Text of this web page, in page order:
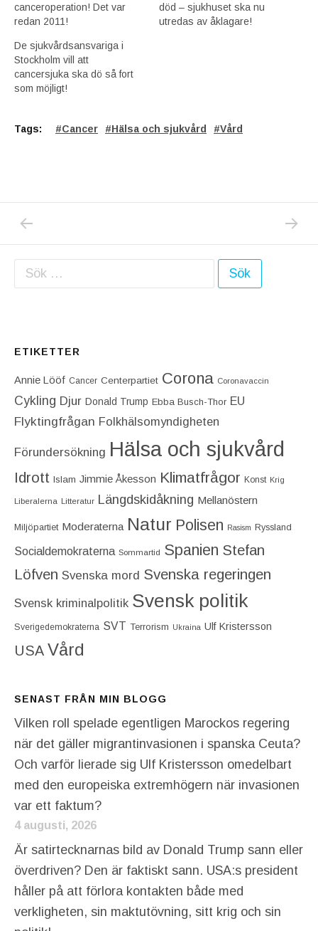
canceroperation! Det var
redan 2011!
död – sjukhuset ska nu
utredas av åklagare!
De sjukvårdsansvariga i
Stockholm vill att
cancersjuka ska dö så fort
som möjligt!
Tags: Cancer Hälsa och sjukvård Vård
Inläggsnavigering
PREVIOUS POST: NU HAR JAG KÖPTNEXT
Sök efter:
ETIKETTER
Annie Lööf Cancer Centerpartiet‎ Corona Coronavaccin
Cykling Djur Donald Trump Ebba Busch-Thor EU
Flyktingfrågan Folkhälsomyndigheten
Förundersökning Hälsa och sjukvård
Idrott Islam Jimmie Åkesson Klimatfrågor Konst Krig
Liberalerna Litteratur Längdskidåkning Mellanöstern
Miljöpartiet Moderaterna Natur Polisen Rasism Ryssland
Socialdemokraterna Sommartid Spanien Stefan
Löfven Svenska mord Svenska regeringen
Svensk kriminalpolitik Svensk politik
Sverigedemokraterna SVT Terrorism Ukraina Ulf Kristersson
USA Vård
SENAST FRÅN MIN BLOGG
Vilken roll spelade egentligen Marockos regering
när det gäller migrantinvasionen i spanska Ceuta?
Och varför lierade sig Ulf Kristersson omedelbart
med den europeiska extremhögern när invasionen
var ett faktum?
4 augusti, 2026
Är satirtecknarnas bild av Donald Trump sann eller
överdriven? Den är faktiskt sann. USA:s president
håller på att förlora kontakten både med
verkligheten, sin maktutövning, sitt krig och sin